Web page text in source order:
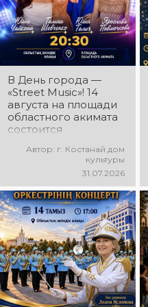
В День города —
«Street Music»! 14
августа на площади
областного акимата
состоится
программа
коллективов города
«Street Music»! Вас
ждут современная
музыка, яркие
выступления,
мощная энергия и
праздничное
настроение!
Автор: г. Костанай дом
культуры
31.07.2026